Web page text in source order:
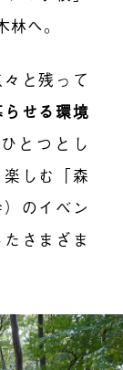
へ。
と残って
せる環境
とつとし
しむ「森
のイベン
さまざま